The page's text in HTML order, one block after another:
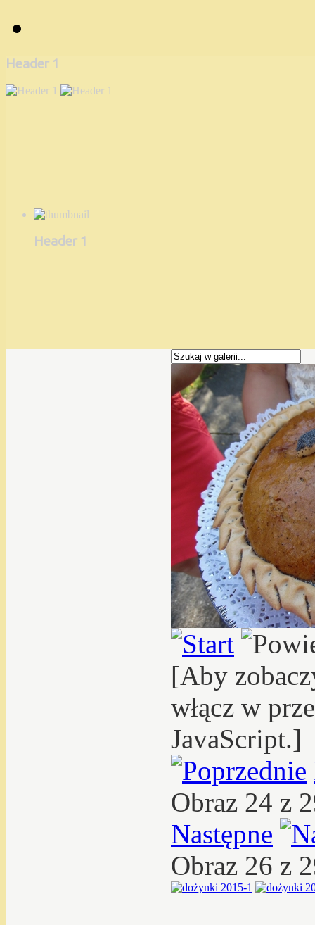
Header 1
Header 1
[Aby
włącz w
JavaScript.]
Obraz 24 z
Następne
Obraz 26 z